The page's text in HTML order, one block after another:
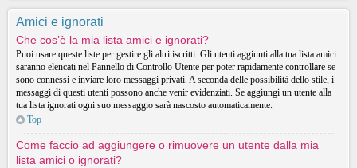
Amici e ignorati
Che cos’è la mia lista amici e ignorati?
Puoi usare queste liste per gestire gli altri iscritti. Gli utenti aggiunti alla tua lista amici
saranno elencati nel Pannello di Controllo Utente per poter rapidamente controllare se
sono connessi e inviare loro messaggi privati. A seconda delle possibilità dello stile, i
messaggi di questi utenti possono anche venir evidenziati. Se aggiungi un utente alla
tua lista ignorati ogni suo messaggio sarà nascosto automaticamente.
Top
Come faccio ad aggiungere o rimuovere un utente dalla mia
lista amici o ignorati?